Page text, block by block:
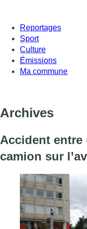
Reportages
Sport
Culture
Émissions
Ma commune
Archives
Accident
camion sur